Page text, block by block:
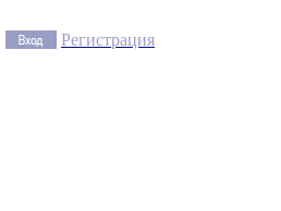
Регистрация